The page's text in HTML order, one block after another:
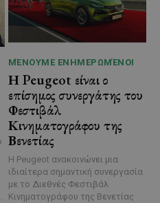
ΜΈΝΟΥΜΕ ΕΝΗΜΕΡΩΜΈΝΟΙ
Η Peugeot είναι ο
επίσημος συνεργάτης του
Φεστιβάλ
Κινηματογράφου της
Βενετίας
Η Peugeot ανακοινώνει μια
ιδιαίτερα σημαντική συνεργασία
με το Διεθνές Φεστιβάλ
Κινηματογράφου της Βενετίας